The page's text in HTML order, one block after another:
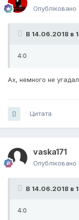
Опубліковано
В 14.06.2018 в
4:0
Ах, немного не
Цитата
vaska171
Опубліковано
В 14.06.2018 в
4:0